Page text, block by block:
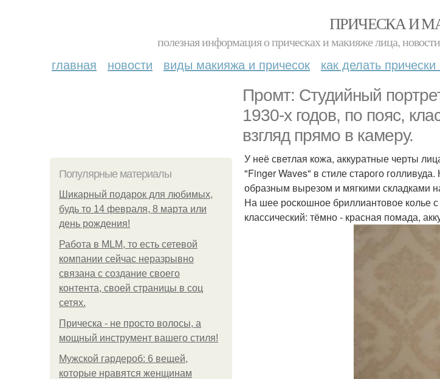
ПРИЧЕСКА И
полезная информация о прическах и макияже лица,
главная новости виды макияжа и причесок как делать
Промт: Студийный
1930-х годов, по пояс,
взгляд прямо в камеру.
Популярные материалы
Шикарный подарок для любимых,
будь то 14 февраля, 8 марта или
день рождения!
Работа в MLM, то есть сетевой
компании сейчас неразрывно
связана с создание своего
контента, своей страницы в соц
сетях.
Прическа - не просто волосы, а
мощный инструмент вашего стиля!
Мужской гардероб: 6 вещей,
которые нравятся женщинам
У неё светлая кожа, аккуратные черты
"Finger Waves" в стиле старого
образным вырезом и мягкими складками
На шее роскошное бриллиантовое колье
классический: тёмно - красная помада,